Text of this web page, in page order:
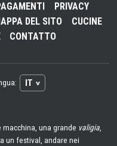
PRIVACY
DEL SITO
CUCINE
CONTATTO
IT
una grande valigia,
un festival, andare nei